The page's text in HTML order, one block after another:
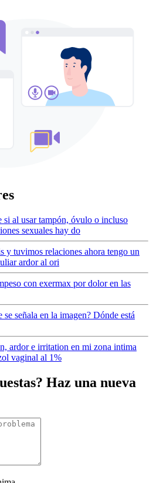
si al usar tampón, óvulo o incluso
sexuales hay do
y tuvimos relaciones ahora tengo un
ardor al ori
con exermax por dolor en las
se señala en la imagen? Dónde está
ardor e irritation en mi zona intima
vaginal al 1%
Haz una nueva